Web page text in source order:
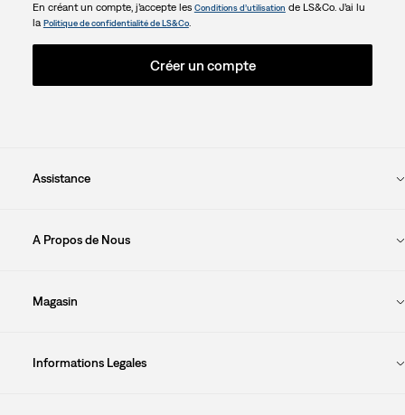
En créant un compte, j’accepte les Conditions d’utilisation de LS&Co. J’ai lu
la Politique de confidentialité de LS&Co.
Créer un compte
Assistance
A Propos de Nous
Magasin
Informations Legales